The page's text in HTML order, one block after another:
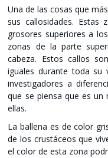
Una de las cosas que
sus callosidades.
grosores superiores a
zonas de la parte
cabeza. Estos callos
iguales durante toda su
investigadores a
que se piensa que es un
ellas.
La ballena es de color
de los crustáceos que
el color de esta zona